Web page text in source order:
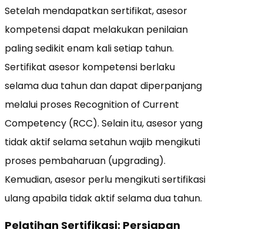
Setelah mendapatkan sertifikat, asesor
kompetensi dapat melakukan penilaian
paling sedikit enam kali setiap tahun.
Sertifikat asesor kompetensi berlaku
selama dua tahun dan dapat diperpanjang
melalui proses Recognition of Current
Competency (RCC). Selain itu, asesor yang
tidak aktif selama setahun wajib mengikuti
proses pembaharuan (upgrading).
Kemudian, asesor perlu mengikuti sertifikasi
ulang apabila tidak aktif selama dua tahun.
Pelatihan Sertifikasi: Persiapan